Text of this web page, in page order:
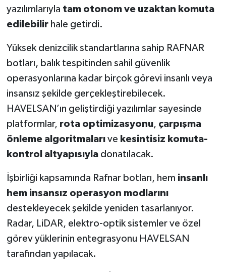
yazılımlarıyla tam otonom ve uzaktan komuta
edilebilirhale getirdi.
Yüksek denizcilik standartlarına sahip RAFNAR
botları, balık tespitinden sahil güvenlik
operasyonlarına kadar birçok görevi insanlı veya
insansız şekilde gerçekleştirebilecek.
HAVELSAN’ın geliştirdiği yazılımlar sayesinde
platformlar, rota optimizasyonu, çarpışma
önleme algoritmalarıve kesintisiz komuta-
kontrol altyapısıyladonatılacak.
İşbirliği kapsamında Rafnar botları, hem insanlı
hem insansız operasyon modlarını
destekleyecek şekilde yeniden tasarlanıyor.
Radar, LiDAR, elektro-optik sistemler ve özel
görev yüklerinin entegrasyonu HAVELSAN
tarafından yapılacak.